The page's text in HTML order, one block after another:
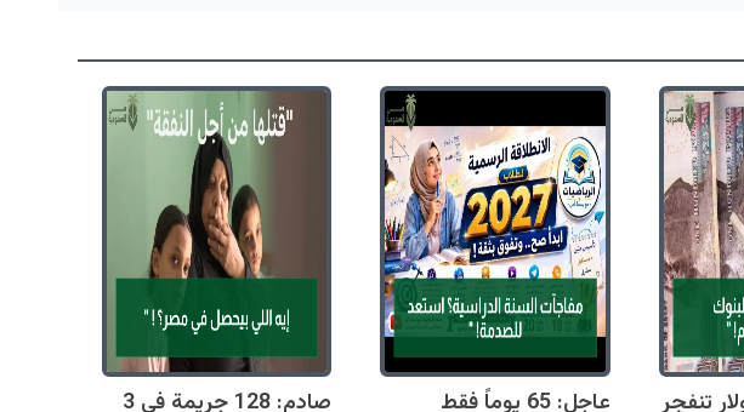
تنفجر
عاجل: 65 يوماً فقط
صادم: 128 جريمة في 3